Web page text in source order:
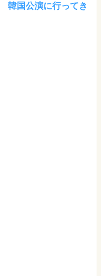
国公演に行ってき